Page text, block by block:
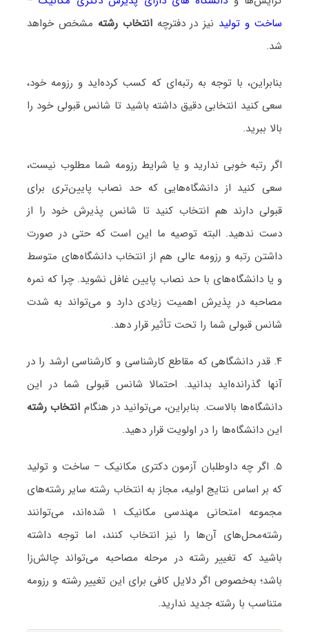
ساخت و تولید نیز در دفترچهانتخاب رشته مشخص خواهد
شد.
بنابراین، با توجه به رتبه‌ای که کسب کرده‌اید و رزومه خود،
سعی کنید انتخابی دقیق داشته باشید تا شانس قبولی خود را
بالا ببرید.
اگر رتبه خوبی ندارید و یا شرایط رزومه شما مطلوب نیست،
سعی کنید از دانشگاه‌هایی که حد نصاب پایین‌تری برای
قبولی دارند هم انتخاب کنید تا شانس پذیرش خود را از
دست ندهید. البته توصیه ما این است که حتی در صورت
داشتن رتبه و رزومه عالی هم از انتخاب دانشگاه‌های متوسط
و یا دانشگاه‌های با حد نصاب پایین غافل نشوید. چرا که نمره
مصاحبه در پذیرش اهمیت زیادی دارد و می‌تواند به شدت
شانس قبولی شما را تحت تأثیر قرار دهد.
۴. قدر دانشگاهی که مقاطع کارشناسی و کارشناسی ارشد را در
آنها گذرانده‌اید بدانید. احتمالا شانس قبولی شما در این
دانشگاه‌ها بالاست. بنابراین، می‌توانید در هنگام انتخاب رشته
این دانشگاه‌ها را در اولویت قرار دهید.
۵. اگر چه داوطلبان آزمون دکتری مکانیک – ساخت و تولید
که بر اساس نتایج اولیه، مجاز به انتخاب رشته سایر رشته‌های
مجموعه امتحانی مهندسی مکانیک ۱ شده‌اند، می‌توانند
رشته‌محل‌های آن‌ها را نیز انتخاب کنند، اما توجه داشته
باشید که تغییر رشته در مرحله مصاحبه می‌تواند چالش‌زا
باشد؛ به‌خصوص اگر دلایل کافی برای این تغییر رشته و رزومه
متناسب با رشته جدید ندارید.